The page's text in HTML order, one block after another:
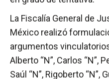
La Fiscalía General de
México realizó
argumentos
Alberto “N”, Carlos “N”,
Saúl “N”, Rigoberto “N”,